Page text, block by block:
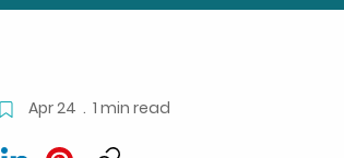
Apr 24 . 1 min read